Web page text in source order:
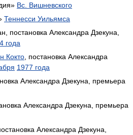
Вс. Вишневского
Теннесси Уильямса
постановка Александра Дзекуна,
года
Кокто , постановка Александра
1977 года
Александра Дзекуна, премьера
Александра Дзекуна, премьера
Александра Дзекуна,